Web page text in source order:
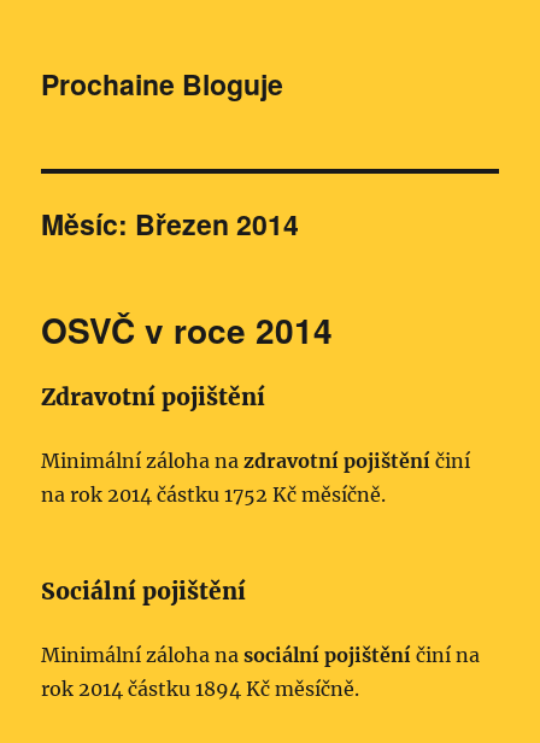
Prochaine Bloguje
Měsíc: Březen 2014
OSVČ v roce 2014
Zdravotní pojištění
Minimální záloha nazdravotní pojištění činí
na rok 2014 částku 1752 Kč měsíčně.
Sociální pojištění
Minimální záloha nasociální pojištění činí na
rok 2014 částku 1894 Kč měsíčně.